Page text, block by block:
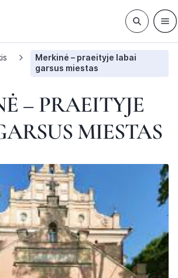
Merkinė – praeityje labai
garsus miestas
– PRAEITYJE
MIESTAS